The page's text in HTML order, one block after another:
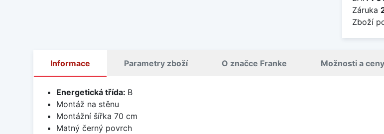
Záruka
Zboží
Informace Parametry zboží O značce Franke Možnosti a
Energetická třída: B
Montáž na stěnu
Montážní šířka 70 cm
Matný černý povrch